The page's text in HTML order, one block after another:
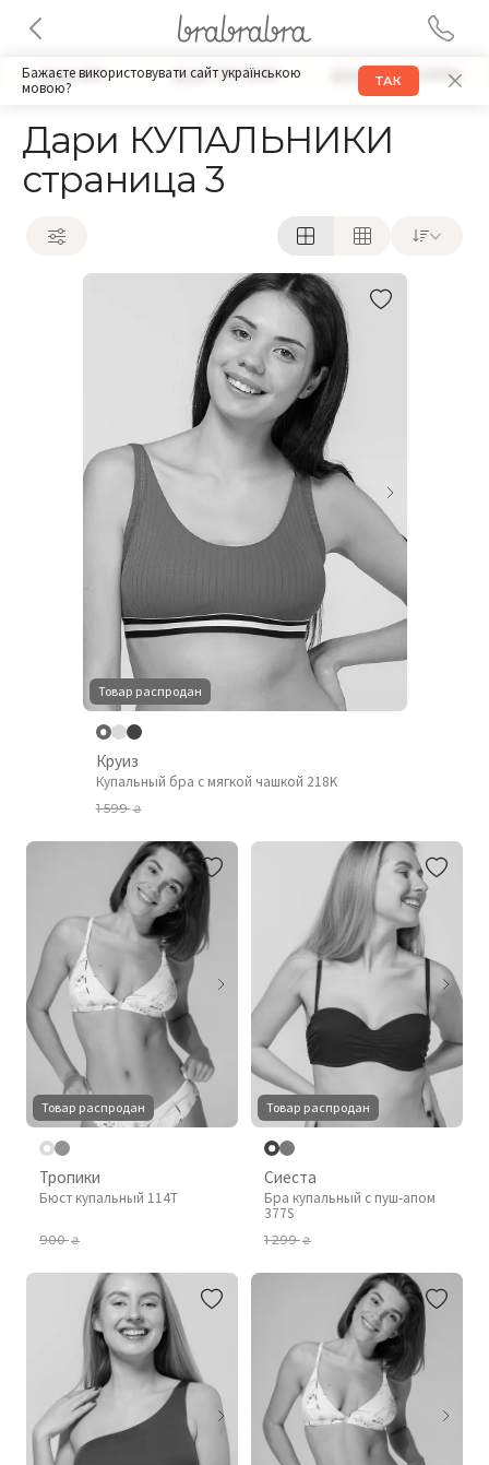
Бажаєте використовувати сайт українською
мовою?
ТАК
Дари БРА Дари ТРУСИКИ Дари АКСЕССУАРЫ
Дари КУПАЛЬНИКИ
страница 3
Товар распродан
Круиз
Купальный бра с мягкой чашкой 218K
1 599₴
Товар распродан
Тропики
Бюст купальный 114T
900₴
Товар распродан
Сиеста
Бра купальный с пуш-апом
377S
1 299₴